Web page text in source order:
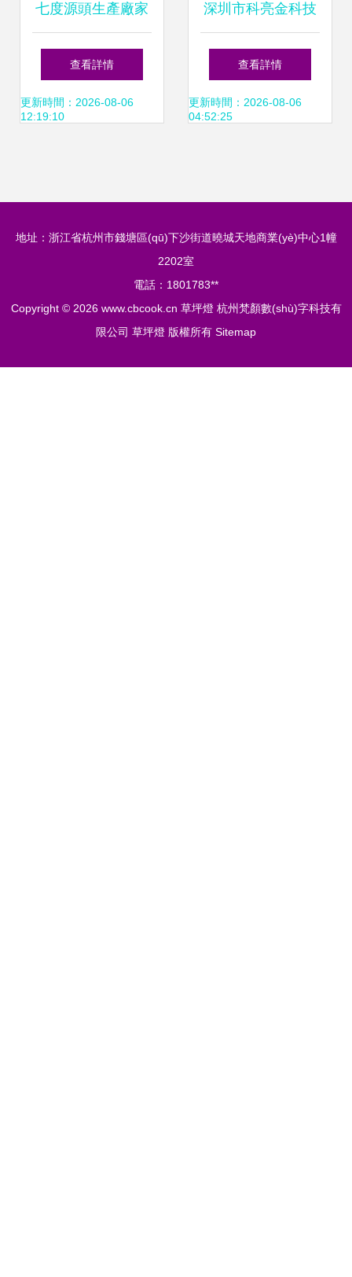
七度源頭生產廠家
深圳新中式草坪燈
價格解析與選購指
查看詳情
更新時間：2026-08-06
12:19:10
深圳市科亮金科技
草坪燈系列產品全
解析
查看詳情
更新時間：2026-08-06
04:52:25
地址：浙江省杭州市錢塘區(qū)下沙街道曉城天地商業(yè)中心1幢
2202室
電話：1801783**
Copyright © 2026 www.cbcook.cn 草坪燈 杭州梵顏數(shù)字科技有
限公司 草坪燈 版權所有 Sitemap